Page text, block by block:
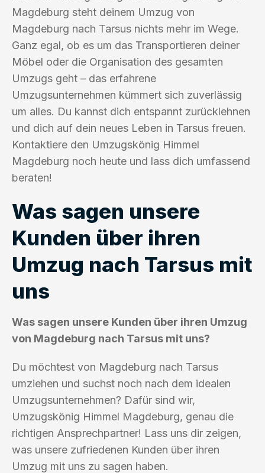
Magdeburg steht deinem Umzug von
Magdeburg nach Tarsus nichts mehr im Wege.
Ganz egal, ob es um das Transportieren deiner
Möbel oder die Organisation des gesamten
Umzugs geht – das erfahrene
Umzugsunternehmen kümmert sich zuverlässig
um alles. Du kannst dich entspannt zurücklehnen
und dich auf dein neues Leben in Tarsus freuen.
Kontaktiere den Umzugskönig Himmel
Magdeburg noch heute und lass dich umfassend
beraten!
Was sagen unsere
Kunden über ihren
Umzug nach Tarsus mit
uns
Was sagen unsere Kunden über ihren Umzug
von Magdeburg nach Tarsus mit uns?
Du möchtest von Magdeburg nach Tarsus
umziehen und suchst noch nach dem idealen
Umzugsunternehmen? Dafür sind wir,
Umzugskönig Himmel Magdeburg, genau die
richtigen Ansprechpartner! Lass uns dir zeigen,
was unsere zufriedenen Kunden über ihren
Umzug mit uns zu sagen haben.